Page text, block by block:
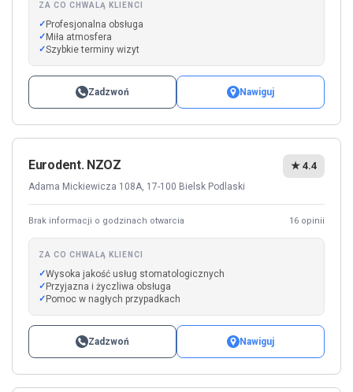
ZA CO CHWALĄ KLIENCI
Profesjonalna obsługa
Miła atmosfera
Szybkie terminy wizyt
Zadzwoń Nawiguj
Eurodent. NZOZ
Adama Mickiewicza 108A, 17-100 Bielsk Podlaski
★ 4.4
Brak informacji o godzinach otwarcia 16 opinii
ZA CO CHWALĄ KLIENCI
Wysoka jakość usług stomatologicznych
Przyjazna i życzliwa obsługa
Pomoc w nagłych przypadkach
Zadzwoń Nawiguj